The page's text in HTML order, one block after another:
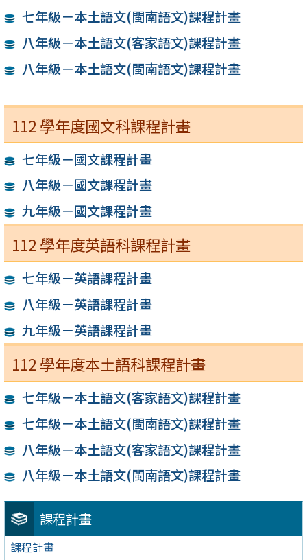
課程計畫
課程計畫
七年級－本土語文(閩南語文)課程計畫
八年級－本土語文(客家語文)課程計畫
八年級－本土語文(閩南語文)課程計畫
112 學年度國文科課程計畫
七年級－國文課程計畫
八年級－國文課程計畫
九年級－國文課程計畫
112 學年度英語科課程計畫
七年級－英語課程計畫
八年級－英語課程計畫
九年級－英語課程計畫
112 學年度本土語科課程計畫
七年級－本土語文(客家語文)課程計畫
七年級－本土語文(閩南語文)課程計畫
八年級－本土語文(客家語文)課程計畫
八年級－本土語文(閩南語文)課程計畫